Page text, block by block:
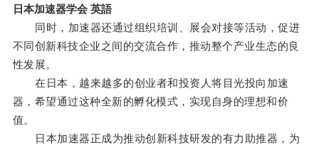
日本加速器学会 英語
同时，加速器还通过组织培训、展会对接等活动，促进
不同创新科技企业之间的交流合作，推动整个产业生态的良
性发展。
在日本，越来越多的创业者和投资人将目光投向加速
器，希望通过这种全新的孵化模式，实现自身的理想和价
值。
日本加速器正成为推动创新科技研发的有力助推器，为